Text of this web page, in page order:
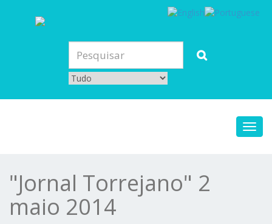
"Jornal Torrejano" 2
maio 2014